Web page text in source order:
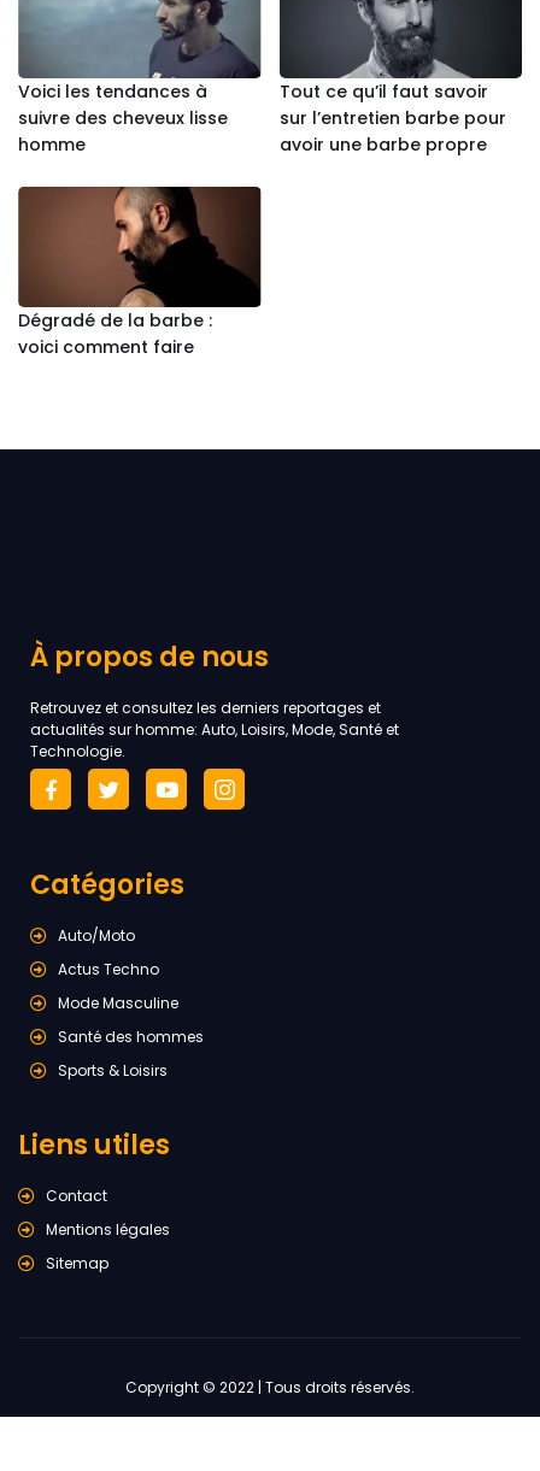
Voici les tendances à
suivre des cheveux lisse
homme
Tout ce qu’il faut savoir
sur l’entretien barbe pour
avoir une barbe propre
Dégradé de la barbe :
voici comment faire
À propos de nous
Retrouvez et consultez les derniers reportages et
actualités sur homme: Auto, Loisirs, Mode, Santé et
Technologie.
Catégories
Auto/Moto
Actus Techno
Mode Masculine
Santé des hommes
Sports & Loisirs
Liens utiles
Contact
Mentions légales
Sitemap
Copyright © 2022 | Tous droits réservés.